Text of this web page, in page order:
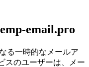
email.pro
る一時的なメールア
スのユーザーは、メー